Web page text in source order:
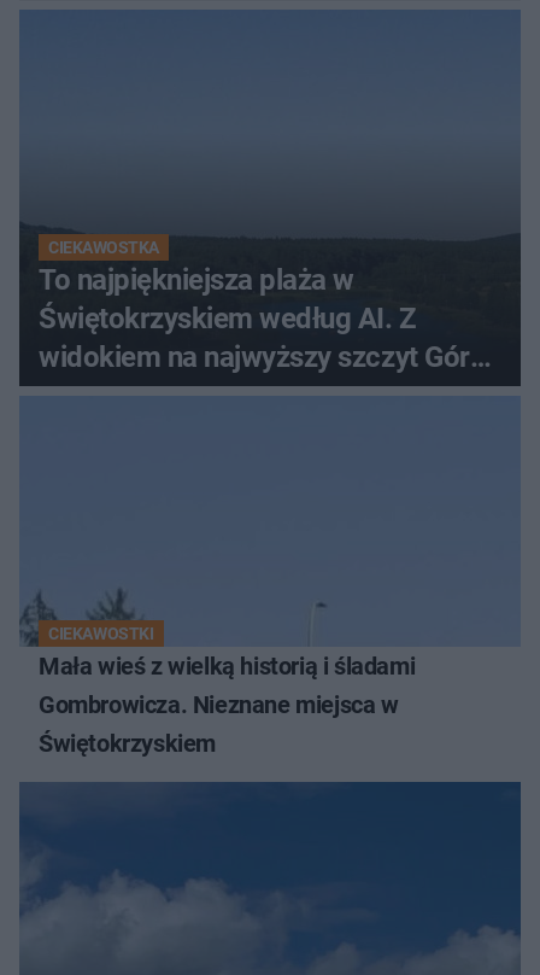
CIEKAWOSTKA
To najpiękniejsza plaża w
Świętokrzyskiem według AI. Z
widokiem na najwyższy szczyt Gór
Świętokrzyskich
CIEKAWOSTKI
Mała wieś z wielką historią i śladami
Gombrowicza. Nieznane miejsca w
Świętokrzyskiem